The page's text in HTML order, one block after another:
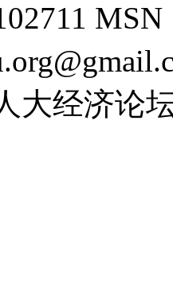
大经济论